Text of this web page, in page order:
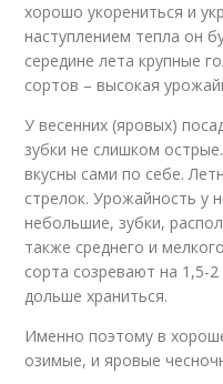
хорошо укорениться и
наступлением тепла он
середине лета крупные
сортов – высокая
У весенних (яровых)
зубки не слишком
вкусны сами по себе.
стрелок. Урожайность у
небольшие, зубки,
также среднего и
сорта созревают на 1,5-
дольше храниться.
Именно поэтому в
озимые, и яровые